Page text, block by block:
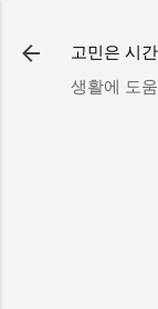
고민은 시
생활에 도